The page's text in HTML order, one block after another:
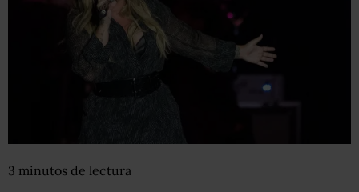
3 minutos de lectura